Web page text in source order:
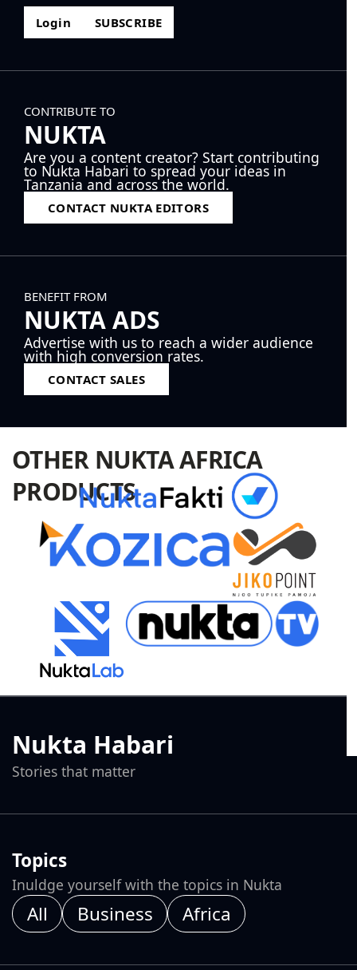
Login SUBSCRIBE
CONTRIBUTE TO
NUKTA
Are you a content creator? Start contributing
to Nukta Habari to spread your ideas in
Tanzania and across the world.
CONTACT NUKTA EDITORS
BENEFIT FROM
NUKTA ADS
Advertise with us to reach a wider audience
with high conversion rates.
CONTACT SALES
OTHER NUKTA AFRICA
PRODUCTS
Nukta Habari
Stories that matter
Topics
Inuldge yourself with the topics in Nukta
All Business Africa